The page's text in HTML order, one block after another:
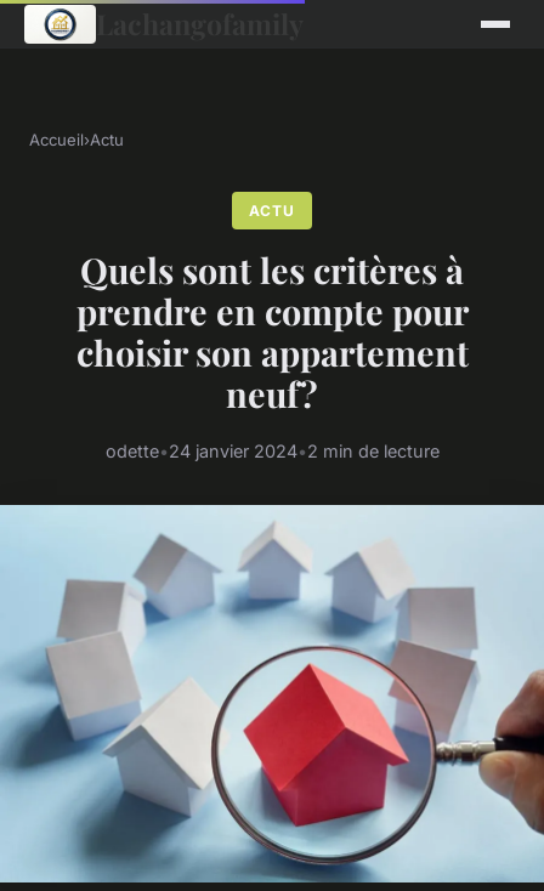
Accueil›Actu
ACTU
Quels sont les critères à
prendre en compte pour
choisir son appartement
neuf ?
odette•24 janvier 2024•2 min de lecture